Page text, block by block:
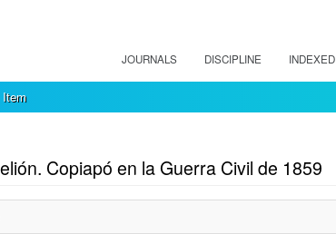
JOURNALS DISCIPLINE INDEXED
Copiapó en la Guerra Civil de 1859